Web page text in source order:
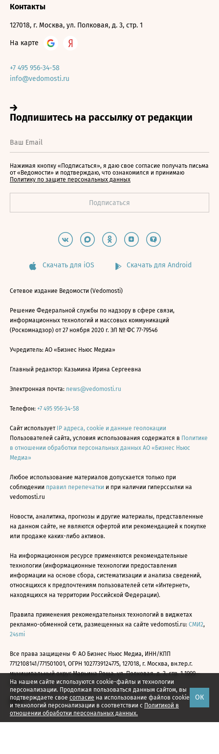
На нашем сайте используются cookie-файлы и технологии
персонализации. Продолжая пользоваться данным сайтом, вы
подтверждаете свое согласие на использование файлов cookie
и технологий персонализации в соответствии с Политикой в
отношении обработки персональных данных.
ОК
Контакты
127018, г. Москва, ул. Полковая, д. 3, стр. 1
На карте
+7 495 956-34-58
info@vedomosti.ru
Нажимая кнопку «Подписаться», я даю свое согласие получать письма
от «Ведомости» и подтверждаю, что ознакомился и принимаю
Политику по защите персональных данных
Скачать для iOS Скачать для Android
Сетевое издание Ведомости (Vedomosti)
Решение Федеральной службы по надзору в сфере связи,
информационных технологий и массовых коммуникаций
(Роскомнадзор) от 27 ноября 2020 г. ЭЛ № ФС 77-79546
Учредитель: АО «Бизнес Ньюс Медиа»
Главный редактор: Казьмина Ирина Сергеевна
Электронная почта: news@vedomosti.ru
Телефон: +7 495 956-34-58
Сайт использует IP адреса, cookie и данные геолокации
Пользователей сайта, условия использования содержатся в Политике
в отношении обработки персональных данных АО «Бизнес Ньюс
Медиа»
Любое использование материалов допускается только при
соблюдении правил перепечатки и при наличии гиперссылки на
vedomosti.ru
Новости, аналитика, прогнозы и другие материалы, представленные
на данном сайте, не являются офертой или рекомендацией к покупке
или продаже каких-либо активов.
На информационном ресурсе применяются рекомендательные
технологии (информационные технологии предоставления
информации на основе сбора, систематизации и анализа сведений,
относящихся к предпочтениям пользователей сети «Интернет»,
находящихся на территории Российской Федерации).
Правила применения рекомендательных технологий в виджетах
рекламно-обменной сети, размещенных на сайте vedomosti.ru: СМИ2,
24smi
Все права защищены © АО Бизнес Ньюс Медиа, ИНН/КПП
7712108141/771501001, ОГРН 1027739124775, 127018, г. Москва, вн.тер.г.
муниципальный округ Марьина Роща, ул. Полковая, д. 3, стр. 1 1999—
2026